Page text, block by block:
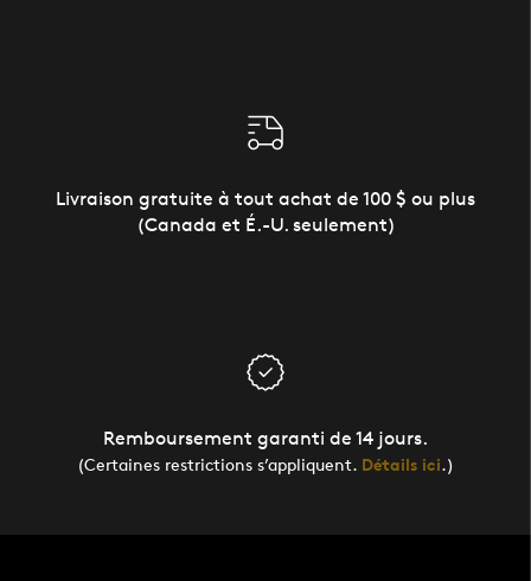
Livraison gratuite à tout achat de 100 $ ou plus
(Canada et É.-U. seulement)
Remboursement garanti de 14 jours.
(Certaines restrictions s’appliquent. Détails ici.)